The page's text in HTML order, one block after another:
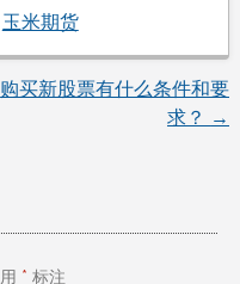
玉米期货
购买新股票有什么条件和要
求？ →
* 标注